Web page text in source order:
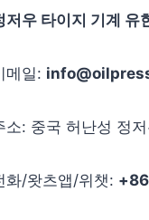
저우 타이지 기계 유
메일:
소: 중국 허난성 정
화/왓츠앱/위챗: